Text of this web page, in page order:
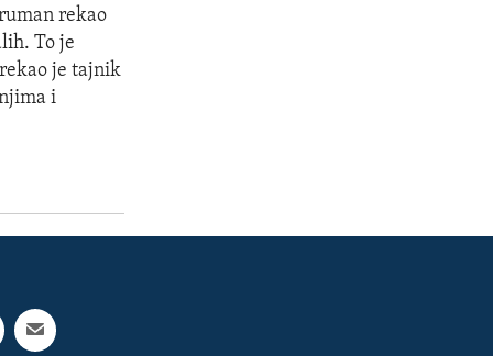
rekao
To je
je tajnik
i